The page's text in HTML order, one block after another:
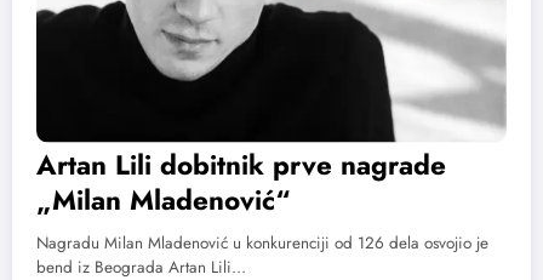
Artan Lili dobitnik prve nagrade
„Milan Mladenović“
Nagradu Milan Mladenović u konkurenciji od 126 dela osvojio je
bend iz Beograda Artan Lili…